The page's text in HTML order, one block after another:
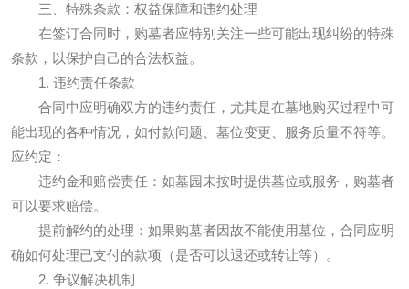
三、特殊条款：权益保障和违约处理
在签订合同时，购墓者应特别关注一些可能出现纠纷的特殊
条款，以保护自己的合法权益。
1. 违约责任条款
合同中应明确双方的违约责任，尤其是在墓地购买过程中可
能出现的各种情况，如付款问题、墓位变更、服务质量不符等。
应约定：
违约金和赔偿责任：如墓园未按时提供墓位或服务，购墓者
可以要求赔偿。
提前解约的处理：如果购墓者因故不能使用墓位，合同应明
确如何处理已支付的款项（是否可以退还或转让等）。
2. 争议解决机制